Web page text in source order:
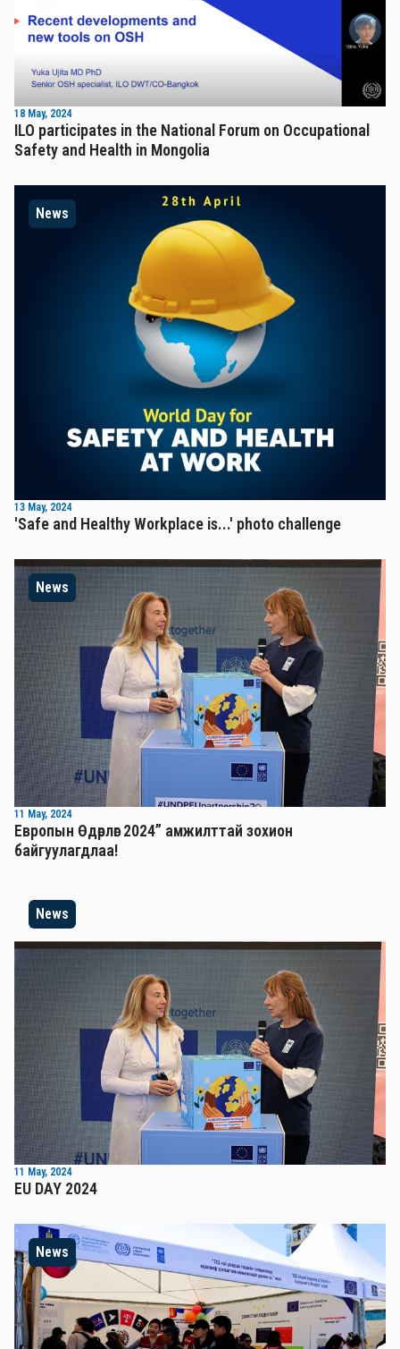
18 May, 2024
ILO participates in the National Forum on Occupational
Safety and Health in Mongolia
News
13 May, 2024
'Safe and Healthy Workplace is...' photo challenge
News
11 May, 2024
Европын Өдөрлөг 2024” амжилттай зохион
байгуулагдлаа!
News
11 May, 2024
EU DAY 2024
News